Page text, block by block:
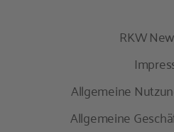
RKW
Allgemeine
Allgemeine